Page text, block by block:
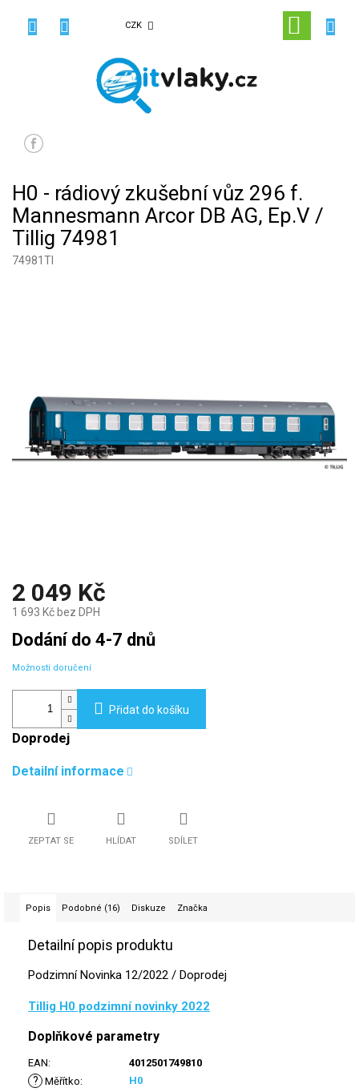
CZK
KOŠÍK
H0 - rádiový zkušební vůz 296 f.
Mannesmann Arcor DB AG, Ep.V /
Tillig 74981
74981TI
2 049 Kč
1 693 Kč bez DPH
Měrná
cena:
Dodání do 4-7 dnů
Možnosti doručení
Přidat do košíku
Doprodej
Detailní informace
ZEPTAT SE HLÍDAT SDÍLET
Popis Podobné (16) Diskuze Značka
Detailní popis produktu
Podzimní Novinka 12/2022 / Doprodej
Tillig H0 podzimní novinky 2022
Doplňkové parametry
EAN: 4012501749810
? Měřítko: H0